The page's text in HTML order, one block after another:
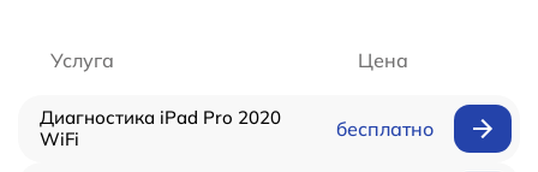
Услуга Цена
Диагностика iPad Pro 2020
WiFi
бесплатно